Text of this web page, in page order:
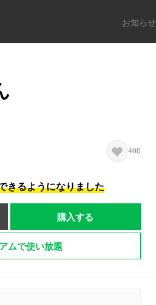
お知らせ
400
きるようになりました
購入する
ムで使い放題